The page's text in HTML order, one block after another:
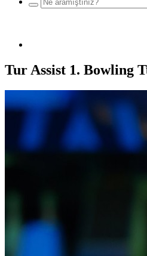
Tur Assist 1. Bowling